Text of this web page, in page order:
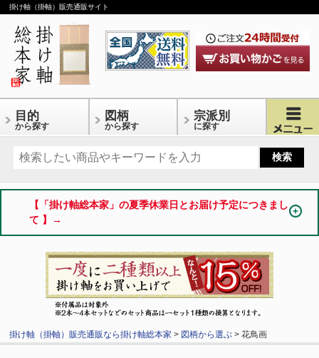
掛け軸（掛軸）販売通販サイト
目的
から探す
図柄
から探す
宗派別
に探す
【「掛け軸総本家」の夏季休業日とお届け予定につきまし
て 】→
掛け軸（掛軸）販売通販なら掛け軸総本家 > 図柄から選ぶ > 花鳥画